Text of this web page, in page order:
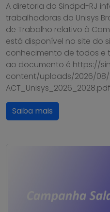
A diretoria do Sindpd-RJ
trabalhadoras da Unisys
de Trabalho relativo à
está disponível no site do
conhecimento de todos e
ao documento é https://
content/uploads/2026/08/
ACT_Unisys_2026_2028.pdf
Saiba mais